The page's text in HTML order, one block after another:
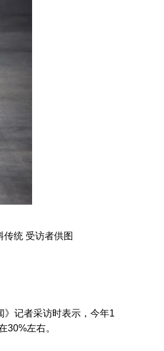
统 受访者供图
》记者采访时表示，今年1
30%左右。